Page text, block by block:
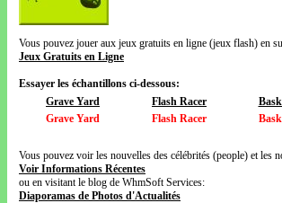
Vous pouvez jouer aux jeux gratuits en ligne (jeux flash) en
Jeux Gratuits en Ligne
Essayer les échantillons ci-dessous:
Grave Yard
Flash Racer
Grave Yard
Flash Racer
Vous pouvez voir les nouvelles des célébrités (people) et les
Voir Informations Récentes
ou en visitant le blog de WhmSoft Services:
Diaporamas de Photos d'Actualités